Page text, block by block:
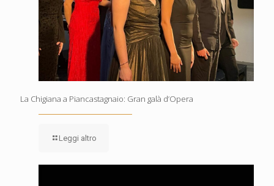
La Chigiana a Piancastagnaio: Gran galà d’Opera
Leggi altro